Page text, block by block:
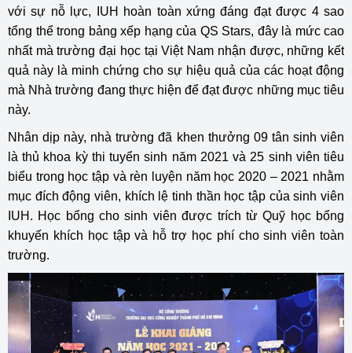
với sự nỗ lực, IUH hoàn toàn xứng đáng đạt được 4 sao
tổng thể trong bảng xếp hạng của QS Stars, đây là mức cao
nhất mà trường đại học tại Việt Nam nhận được, những kết
quả này là minh chứng cho sự hiệu quả của các hoạt động
mà Nhà trường đang thực hiện để đạt được những mục tiêu
này.
Nhân dịp này, nhà trường đã khen thưởng 09 tân sinh viên
là thủ khoa kỳ thi tuyển sinh năm 2021 và 25 sinh viên tiêu
biểu trong học tập và rèn luyện năm học 2020 – 2021 nhằm
mục đích động viên, khích lệ tinh thần học tập của sinh viên
IUH. Học bổng cho sinh viên được trích từ Quỹ học bổng
khuyến khích học tập và hỗ trợ học phí cho sinh viên toàn
trường.